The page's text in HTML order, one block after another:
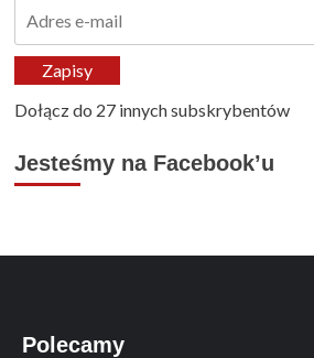
mailZapisy
Dołącz do 27 innych subskrybentów
Jesteśmy na Facebook’u
Polecamy